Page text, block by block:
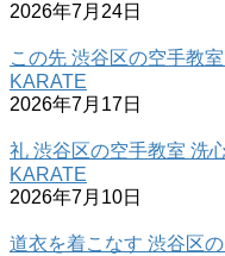
2026年7月24日
この先 渋谷区の空手教
KARATE
2026年7月17日
礼 渋谷区の空手教室 洗
KARATE
2026年7月10日
道衣を着こなす 渋谷区